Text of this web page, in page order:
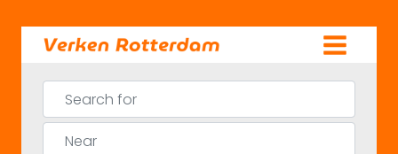
content
Search for
Near